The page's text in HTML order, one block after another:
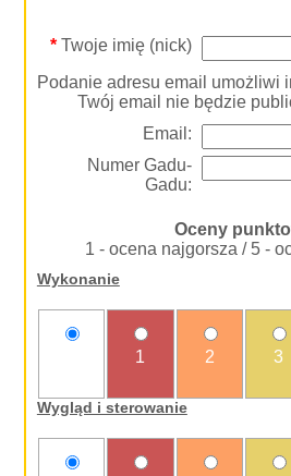
*Twoje imię (nick)
Podanie adresu email umożliwi
Twój email nie będzie
Email:
Numer Gadu-
Gadu:
Oceny
1 - ocena najgorsza / 5 -
Wykonanie
1 2 3
Wygląd i sterowanie